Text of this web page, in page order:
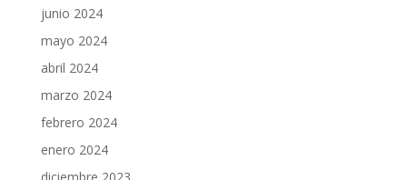
junio 2024
mayo 2024
abril 2024
marzo 2024
febrero 2024
enero 2024